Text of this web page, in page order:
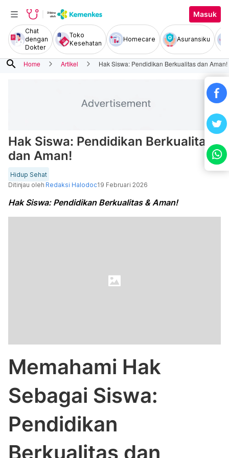
Masuk
Chat
dengan
Dokter
Toko
Kesehatan
Homecare Asuransiku
search Home Artikel Hak Siswa: Pendidikan Berkualitas dan Aman!
Hak Siswa: Pendidikan Berkualitas
dan Aman!
Hidup Sehat
Ditinjau oleh Redaksi Halodoc19 Februari 2026
Hak Siswa: Pendidikan Berkualitas & Aman!
Memahami Hak
Sebagai Siswa:
Pendidikan
Berkualitas dan